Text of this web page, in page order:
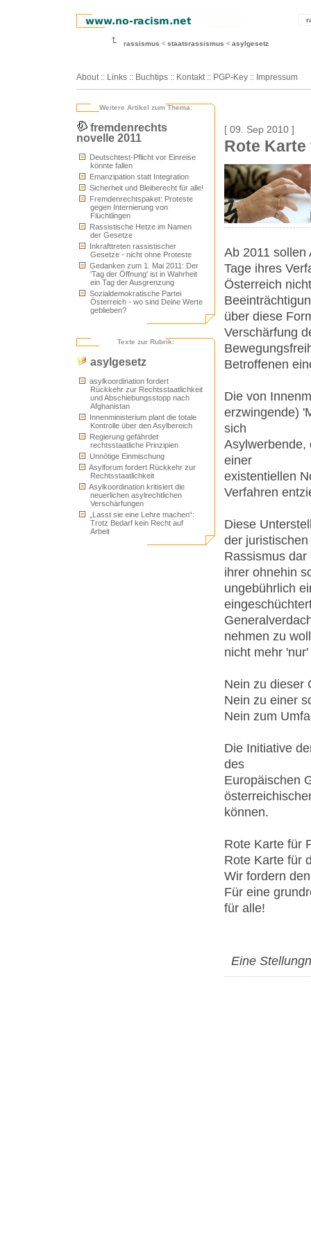
rassismus staatsrassismus asylgesetz
About :: Links :: Buchtips :: Kontakt :: PGP-Key :: Impressum
Weitere Artikel zum Thema:
fremdenrechts
novelle 2011
Deutschtest-Pflicht vor Einreise
könnte fallen
Emanzipation statt Integration
Sicherheit und Bleiberecht für alle!
Fremdenrechtspaket: Proteste
gegen Internierung von
Flüchtlingen
Rassistische Hetze im Namen
der Gesetze
Inkrafttreten rassistischer
Gesetze - nicht ohne Proteste
Gedanken zum 1. Mai 2011: Der
'Tag der Öffnung' ist in Wahrheit
ein Tag der Ausgrenzung
Sozialdemokratische Partei
Österreich - wo sind Deine Werte
geblieben?
Texte zur Rubrik:
asylgesetz
asylkoordination fordert
Rückkehr zur Rechtsstaatlichkeit
und Abschiebungsstopp nach
Afghanistan
Innenministerium plant die totale
Kontrolle über den Asylbereich
Regierung gefährdet
rechtsstaatliche Prinzipien
Unnötige Einmischung
Asylforum fordert Rückkehr zur
Rechtsstaatlichkeit
Asylkoordination kritisiert die
neuerlichen asylrechtlichen
Verschärfungen
„Lasst sie eine Lehre machen“:
Trotz Bedarf kein Recht auf
Arbeit
[ 09. Sep 2010 ]
Rote
Ab 2011 sollen
Tage ihres
Österreich
über diese
Verschärfung
Betroffenen
Die von
erzwingende)
sich
Asylwerbende,
einer
existentiellen
Verfahren
Diese
der
Rassismus
ihrer ohnehin
ungebührlich
nehmen zu
nicht mehr
Nein zu dieser
Nein zu einer
Nein zum
Die Initiative
des
Europäischen
können.
Rote Karte für
Rote Karte für
Wir fordern
Für eine
für alle!
Eine